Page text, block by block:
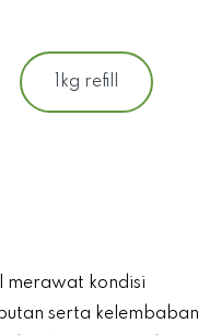
1kg refill
merawat kondisi
serta kelembaban